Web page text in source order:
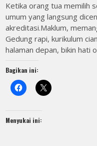
Ketika orang tua memilih
umum yang langsung
akreditasi.Maklum,
Gedung rapi, kurikulum
halaman depan, bikin hati
Bagikan ini:
Menyukai ini: